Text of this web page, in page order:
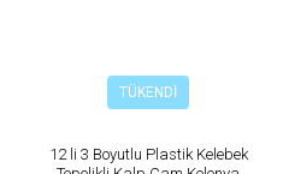
TÜKENDİ
12 li 3 Boyutlu Plastik Kelebek